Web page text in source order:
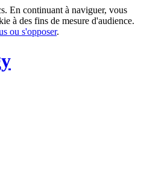
En continuant à naviguer, vous
à des fins de mesure d'audience.
ou s'opposer.